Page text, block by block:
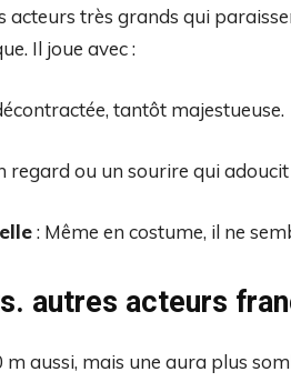
acteurs très grands qui
Il joue avec :
tantôt majestueuse.
regard ou un sourire qui
: Même en costume, il ne
autres acteurs
m aussi, mais une aura plus